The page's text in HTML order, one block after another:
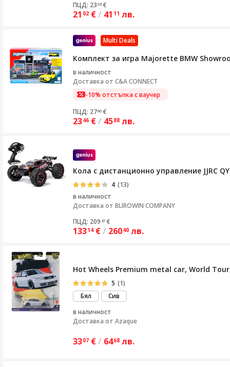
ПЦД: 23 08 €
21 02 €/ 41 11 лв.
Multi Deals
Комплект за игра Majorette BMW
в наличност
Доставка от C&A CONNECT
-10% отстъпка с ваучер
ПЦД: 2760 €
2346 €/ 4588 лв.
Кола с дистанционно управление JJRC
4 (13)
в наличност
Доставка от BLIROWIN COMPANY
ПЦД: 209 47 €
13314 €/ 26040 лв.
Hot Wheels Premium metal car, World
5 (1)
Бял
Сив
в наличност
Доставка от Azaque
3307 €/ 6468 лв.